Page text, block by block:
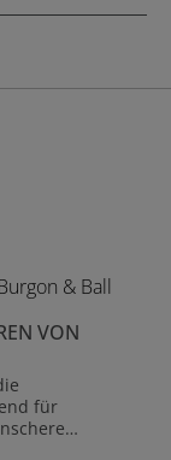
VON
für
»Micro«